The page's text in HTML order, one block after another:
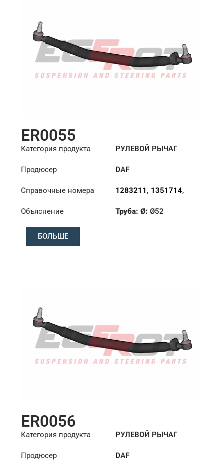
ER0055
Категория продукта РУЛЕВОЙ РЫЧАГ
Продюсер DAF
Справочные номера 1283211 , 1351714,
Объяснение
Труба: Ø:Ø52
БОЛЬШЕ
ER0056
Категория продукта РУЛЕВОЙ РЫЧАГ
Продюсер DAF